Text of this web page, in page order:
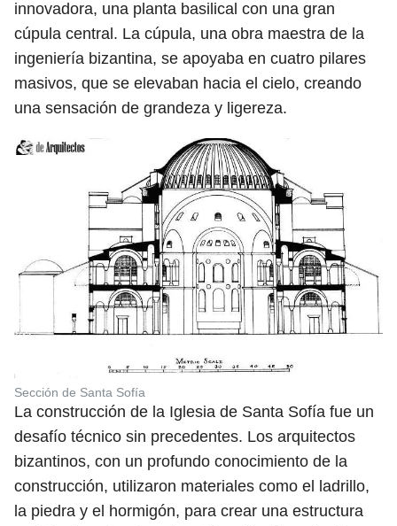
innovadora, una planta basilical con una gran
cúpula central. La cúpula, una obra maestra de la
ingeniería bizantina, se apoyaba en cuatro pilares
masivos, que se elevaban hacia el cielo, creando
una sensación de grandeza y ligereza.
Sección de Santa Sofía
La construcción de la Iglesia de Santa Sofía fue un
desafío técnico sin precedentes. Los arquitectos
bizantinos, con un profundo conocimiento de la
construcción, utilizaron materiales como el ladrillo,
la piedra y el hormigón, para crear una estructura